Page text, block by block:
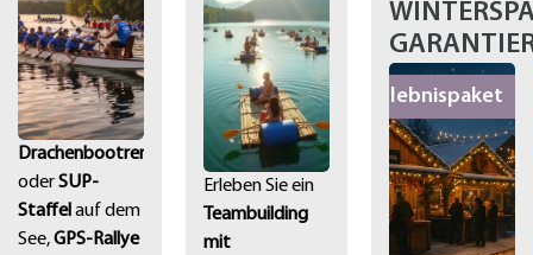
Drachenbootrennen
oderSUP-
Staffel auf dem
See,GPS-Rallye
Erleben Sie ein
Teambuilding
mit
INTERSPASS
RANTIERT
Erlebnispaket